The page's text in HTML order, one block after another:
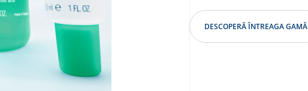
DESCOPERĂ ÎNTREAGA GAMĂ